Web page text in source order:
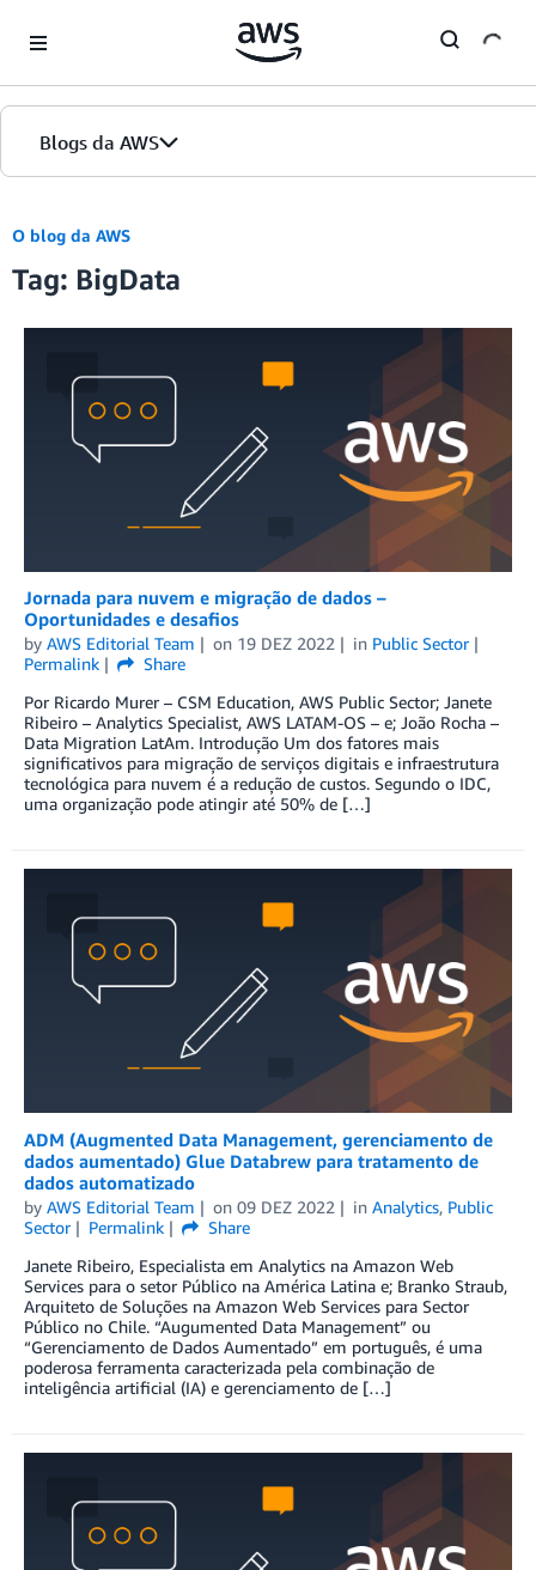
Blogs da AWS
Página inicial
Edições
O blog da AWS
Tag: BigData
Jornada para nuvem e migração de dados –
Oportunidades e desafios
by AWS Editorial Team on 19 DEZ 2022 in Public Sector
Permalink
Share
Por Ricardo Murer – CSM Education, AWS Public Sector; Janete
Ribeiro – Analytics Specialist, AWS LATAM-OS – e; João Rocha –
Data Migration LatAm. Introdução Um dos fatores mais
significativos para migração de serviços digitais e infraestrutura
tecnológica para nuvem é a redução de custos. Segundo o IDC,
uma organização pode atingir até 50% de […]
ADM (Augmented Data Management, gerenciamento de
dados aumentado) Glue Databrew para tratamento de
dados automatizado
by AWS Editorial Team on 09 DEZ 2022 in Analytics, Public
Sector
Permalink
Share
Janete Ribeiro, Especialista em Analytics na Amazon Web
Services para o setor Público na América Latina e; Branko Straub,
Arquiteto de Soluções na Amazon Web Services para Sector
Público no Chile. “Augumented Data Management” ou
“Gerenciamento de Dados Aumentado” em português, é uma
poderosa ferramenta caracterizada pela combinação de
inteligência artificial (IA) e gerenciamento de […]